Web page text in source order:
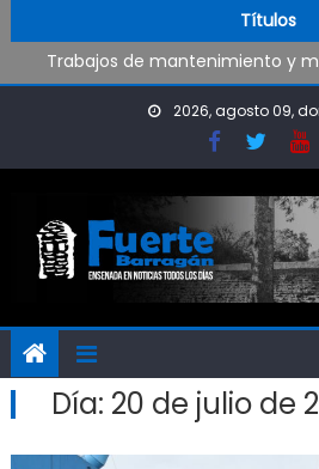
Títulos
Oportunidad para ingresar a la
Trabajos de mantenimiento y
Pueblo Nuevo suma boxeo y
Al fin Defensores pudo
2026, agosto 09,
Día: 20 de julio de